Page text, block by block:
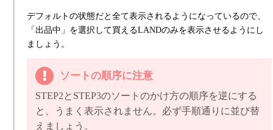
デフォルトの状態だと全て表示されるようになっているので、
「出品中」を選択して買えるLANDのみを表示させるようにし
ましょう。
ソートの順序に注意
STEP2とSTEP3のソートのかけ方の順序を逆にする
と、うまく表示されません。必ず手順通りに並び替
えましょう。